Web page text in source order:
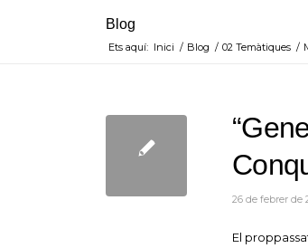
Blog
Ets aquí: Inici / Blog / 02 Temàtiques /
26 de febrer de
El